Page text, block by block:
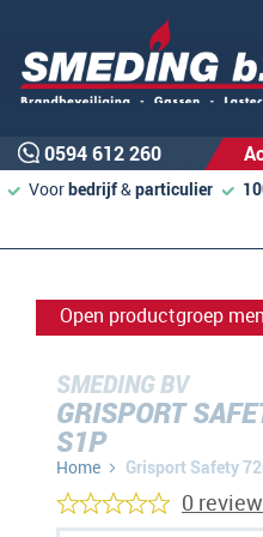
0594 612 260
Voorbedrijf&particulier
Open productgroep
SMEDING BV
GRISPORT
S1P
Home Grisport Safety
0